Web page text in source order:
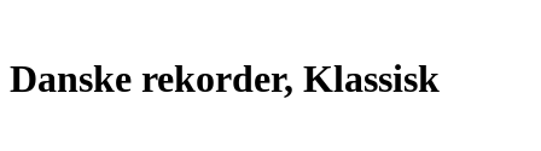
Danske rekorder, Klassisk